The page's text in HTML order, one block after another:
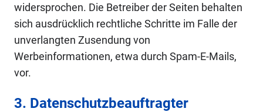
widersprochen. Die Betreiber der Seiten behalten
sich ausdrücklich rechtliche Schritte im Falle der
unverlangten Zusendung von
Werbeinformationen, etwa durch Spam-E-Mails,
vor.
3. Datenschutzbeauftragter